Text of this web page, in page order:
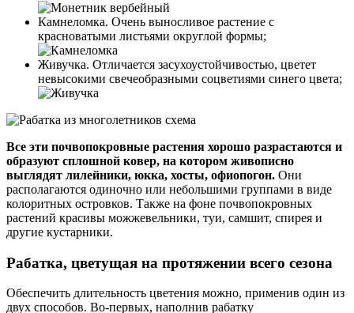
Камнеломка. Очень выносливое растение с
красноватыми листьями округлой формы;
Живучка. Отличается засухоустойчивостью, цветет
невысокими свечеобразными соцветиями синего цвета;
Все эти почвопокровные растения хорошо разрастаются и
образуют сплошной ковер, на котором живописно
выглядят лилейники, юкка, хосты, офиопогон. Они
располагаются одиночно или небольшими группами в виде
колоритных островков. Также на фоне почвопокровных
растений красивы можжевельники, туи, самшит, спирея и
другие кустарники.
Рабатка, цветущая на протяжении всего сезона
Обеспечить длительность цветения можно, применив один из
двух способов. Во-первых, наполнив рабатку